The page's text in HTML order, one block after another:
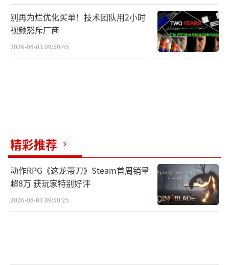
别再为烂优化买单！技术团队用2小时
视频怒斥厂商
2026-08-03 09:50:45
精彩推荐
动作RPG《这龙带刀》Steam首周销量
超8万 获玩家特别好评
2026-08-03 09:50:25